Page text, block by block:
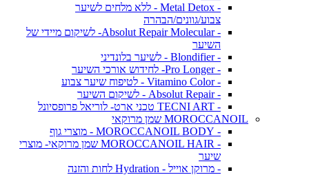
- Metal Detox - ללא מלחים לשיער
צבוע/גוונים/הבהרה
- Absolut Repair Molecular- לשיקום מיידי של
השיער
- Blondifier - לשיער בלונדיני
- Pro Longer- לחידוש אורכי השיער
- Vitamino Color - לטיפוח שיער צבוע
- Absolut Repair - לשיקום השיער
- TECNI ART טכני ארט- לוריאל פרופסיונל
MOROCCANOIL שמן מרוקאי
- MOROCCANOIL BODY - מוצרי גוף
- MOROCCANOIL HAIR שמן מרוקאי- מוצרי
שיער
- מרוקן אוייל - Hydration לחות והזנה